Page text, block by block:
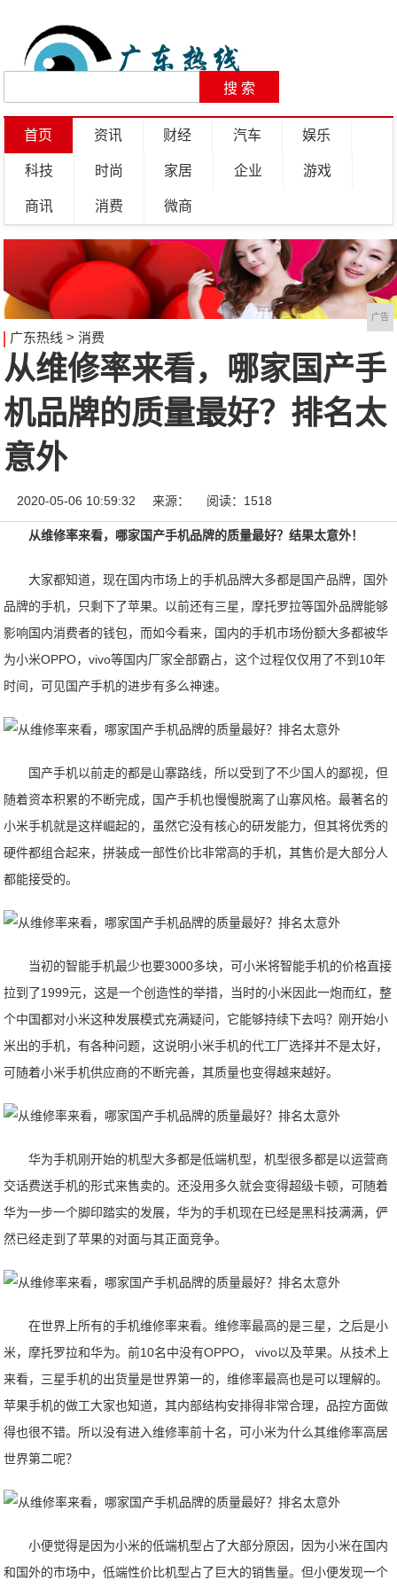
首页 资讯 财经 汽车 娱乐
科技 时尚 家居 企业 游戏
商讯 消费 微商
广告
广东热线 > 消费
从维修率来看，哪家国产手
机品牌的质量最好？排名太
意外
2020-05-06 10:59:32 来源： 阅读：1518
从维修率来看，哪家国产手机品牌的质量最好？结果太意外！
大家都知道，现在国内市场上的手机品牌大多都是国产品牌，国外
品牌的手机，只剩下了苹果。以前还有三星，摩托罗拉等国外品牌能够
影响国内消费者的钱包，而如今看来，国内的手机市场份额大多都被华
为小米OPPO，vivo等国内厂家全部霸占，这个过程仅仅用了不到10年
时间，可见国产手机的进步有多么神速。
国产手机以前走的都是山寨路线，所以受到了不少国人的鄙视，但
随着资本积累的不断完成，国产手机也慢慢脱离了山寨风格。最著名的
小米手机就是这样崛起的，虽然它没有核心的研发能力，但其将优秀的
硬件都组合起来，拼装成一部性价比非常高的手机，其售价是大部分人
都能接受的。
当初的智能手机最少也要3000多块，可小米将智能手机的价格直接
拉到了1999元，这是一个创造性的举措，当时的小米因此一炮而红，整
个中国都对小米这种发展模式充满疑问，它能够持续下去吗？刚开始小
米出的手机，有各种问题，这说明小米手机的代工厂选择并不是太好，
可随着小米手机供应商的不断完善，其质量也变得越来越好。
华为手机刚开始的机型大多都是低端机型，机型很多都是以运营商
交话费送手机的形式来售卖的。还没用多久就会变得超级卡顿，可随着
华为一步一个脚印踏实的发展，华为的手机现在已经是黑科技满满，俨
然已经走到了苹果的对面与其正面竞争。
在世界上所有的手机维修率来看。维修率最高的是三星，之后是小
米，摩托罗拉和华为。前10名中没有OPPO， vivo以及苹果。从技术上
来看，三星手机的出货量是世界第一的，维修率最高也是可以理解的。
苹果手机的做工大家也知道，其内部结构安排得非常合理，品控方面做
得也很不错。所以没有进入维修率前十名，可小米为什么其维修率高居
世界第二呢？
小便觉得是因为小米的低端机型占了大部分原因，因为小米在国内
和国外的市场中，低端性价比机型占了巨大的销售量。但小便发现一个